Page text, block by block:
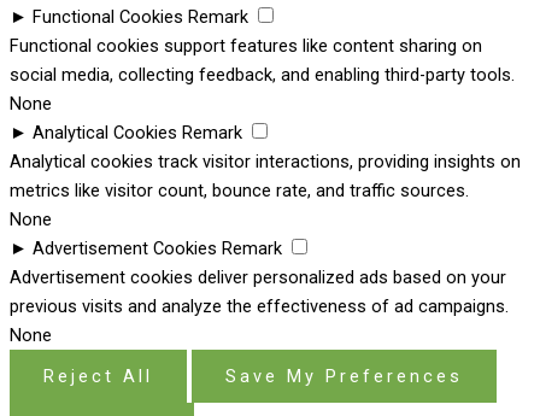
► Functional Cookies Remark
Functional cookies support features like content sharing on
social media, collecting feedback, and enabling third-party tools.
None
► Analytical Cookies Remark
Analytical cookies track visitor interactions, providing insights on
metrics like visitor count, bounce rate, and traffic sources.
None
► Advertisement Cookies Remark
Advertisement cookies deliver personalized ads based on your
previous visits and analyze the effectiveness of ad campaigns.
None
Reject All
Save My Preferences